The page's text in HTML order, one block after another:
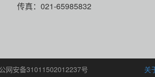
传真：021-65985832
网安备31011502012237号 关